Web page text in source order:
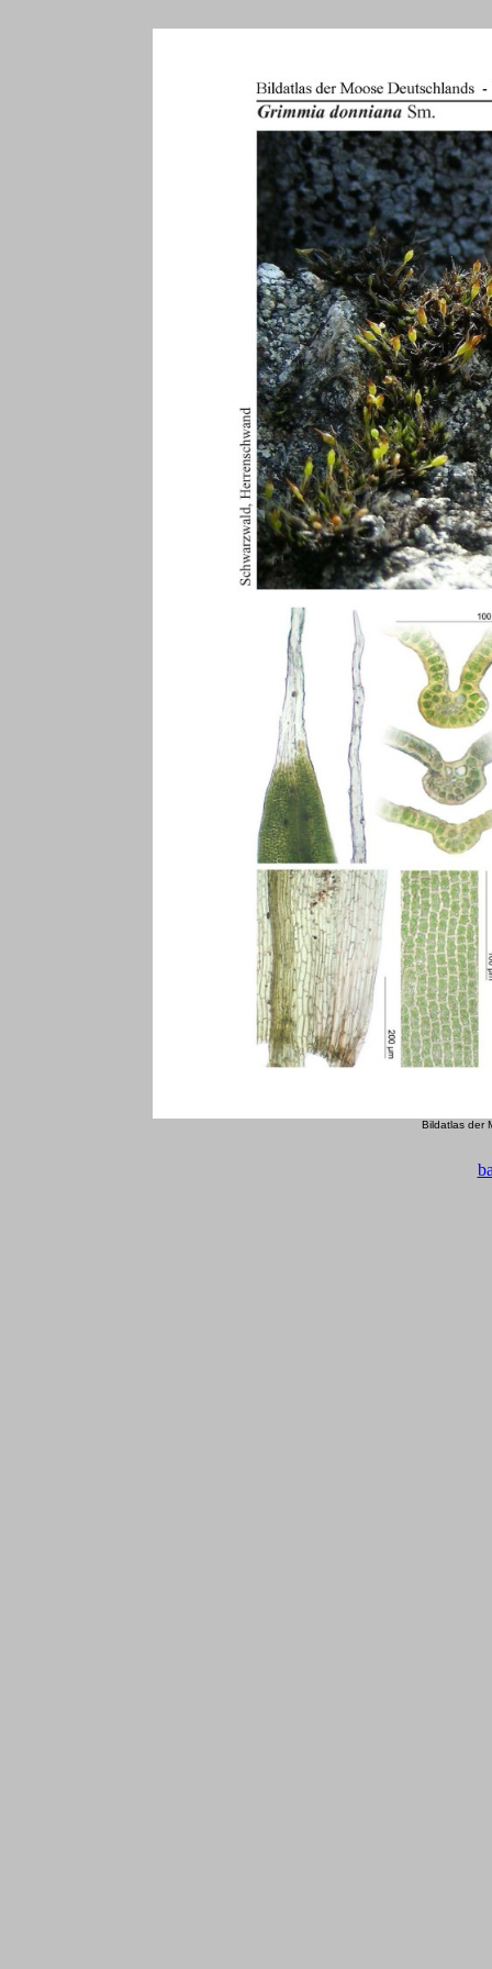
Bildatlas der